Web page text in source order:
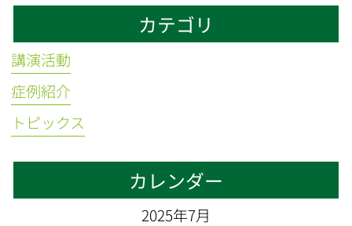
カテゴリ
講演活動
症例紹介
トピックス
カレンダー
2025年7月